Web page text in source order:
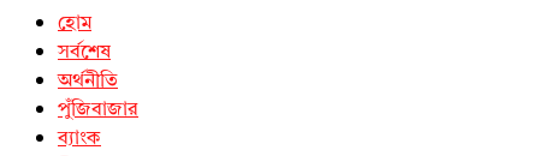
হোম
সর্বশেষ
অর্থনীতি
পুঁজিবাজার
ব্যাংক